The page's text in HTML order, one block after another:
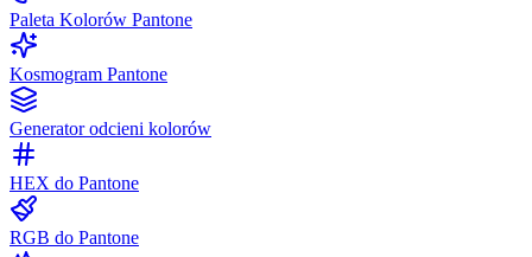
Paleta Kolorów Pantone
Kosmogram Pantone
Generator odcieni kolorów
HEX do Pantone
RGB do Pantone